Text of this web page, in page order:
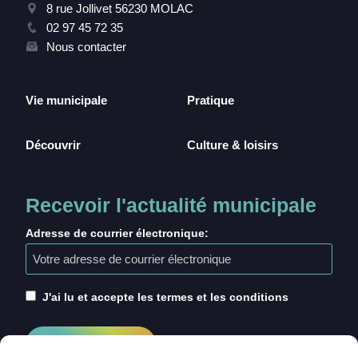
8 rue Jollivet 56230 MOLAC
02 97 45 72 35
Nous contacter
Vie municipale
Découvrir
Pratique
Culture & loisirs
Recevoir l'actualité municipale
Adresse de courrier électronique:
J'ai lu et accepte les termes et les conditions